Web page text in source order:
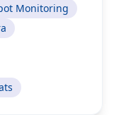
Monitoring